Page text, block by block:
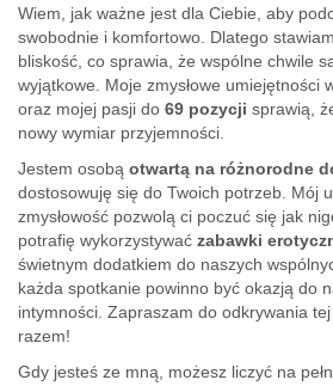
Wiem, jak ważne jest dla Ciebie, aby
swobodnie i komfortowo. Dlatego
bliskość, co sprawia, że wspólne chwile
wyjątkowe. Moje zmysłowe umiejętności
oraz mojej pasji do 69 pozycji sprawią,
nowy wymiar przyjemności.
Jestem osobą otwartą na różnorodne
dostosowuję się do Twoich potrzeb. Mój
zmysłowość pozwolą ci poczuć się jak
potrafię wykorzystywać zabawki
świetnym dodatkiem do naszych
każda spotkanie powinno być okazją do
intymności. Zapraszam do odkrywania
razem!
Gdy jesteś ze mną, możesz liczyć na